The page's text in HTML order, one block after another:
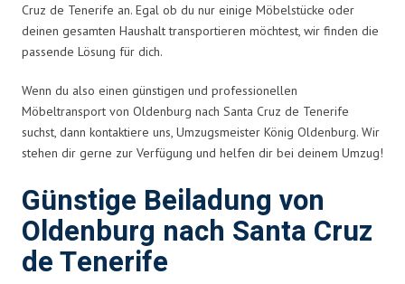
Cruz de Tenerife an. Egal ob du nur einige Möbelstücke oder
deinen gesamten Haushalt transportieren möchtest, wir finden die
passende Lösung für dich.
Wenn du also einen günstigen und professionellen
Möbeltransport von Oldenburg nach Santa Cruz de Tenerife
suchst, dann kontaktiere uns, Umzugsmeister König Oldenburg. Wir
stehen dir gerne zur Verfügung und helfen dir bei deinem Umzug!
Günstige Beiladung von
Oldenburg nach Santa Cruz
de Tenerife